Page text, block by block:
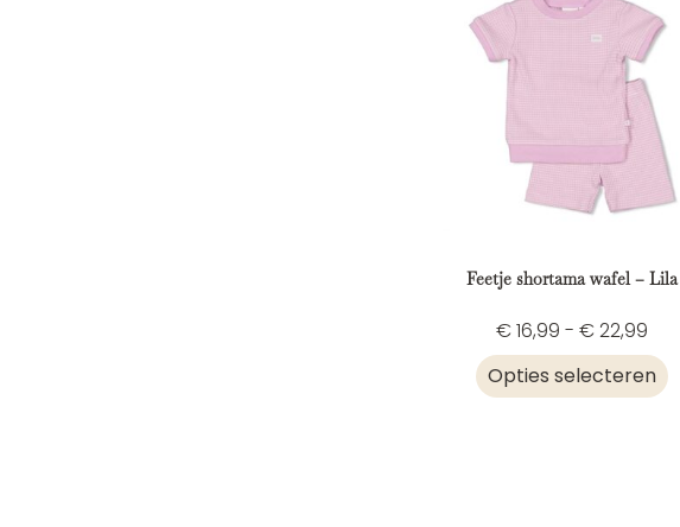
Feetje shortama wafel – Lila
€16,99 - €22,99
Opties selecteren